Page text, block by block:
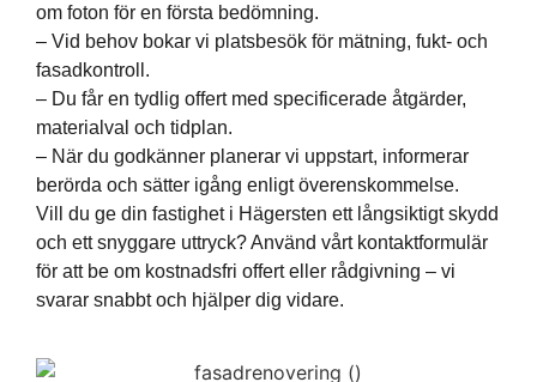
om foton för en första bedömning.
– Vid behov bokar vi platsbesök för mätning, fukt- och
fasadkontroll.
– Du får en tydlig offert med specificerade åtgärder,
materialval och tidplan.
– När du godkänner planerar vi uppstart, informerar
berörda och sätter igång enligt överenskommelse.
Vill du ge din fastighet i Hägersten ett långsiktigt skydd
och ett snyggare uttryck? Använd vårt kontaktformulär
för att be om kostnadsfri offert eller rådgivning – vi
svarar snabbt och hjälper dig vidare.